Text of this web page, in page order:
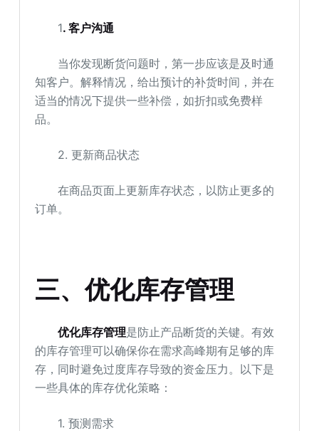
1. 客户沟通
当你发现断货问题时，第一步应该是及时通
知客户。解释情况，给出预计的补货时间，并在
适当的情况下提供一些补偿，如折扣或免费样
品。
2. 更新商品状态
在商品页面上更新库存状态，以防止更多的
订单。
三、优化库存管理
优化库存管理是防止产品断货的关键。有效
的库存管理可以确保你在需求高峰期有足够的库
存，同时避免过度库存导致的资金压力。以下是
一些具体的库存优化策略：
1. 预测需求